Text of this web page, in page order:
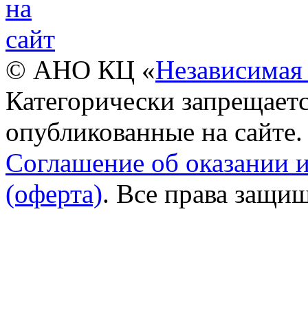
© АНО КЦ «Независимая
Категорически
опубликованные на сайте.
Соглашение об оказании
(оферта). Все права